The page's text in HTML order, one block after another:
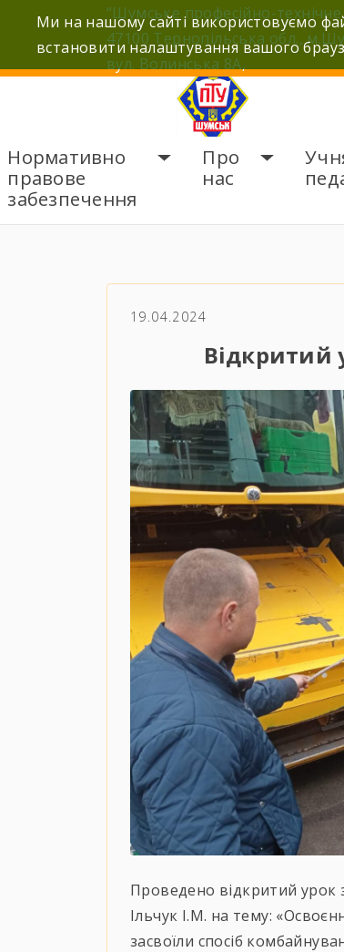
“Шумське професійно-
47100 Тернопільська обл.,
вул. Волинська 8А,
Нормативно
правове
забезпечення
Про
нас
19.04.2024
Відкритий
Проведено відкритий
Ільчук І.М. на тему:
засвоїли спосіб
Ми на нашому сайті використовуємо
встановити налаштування вашого